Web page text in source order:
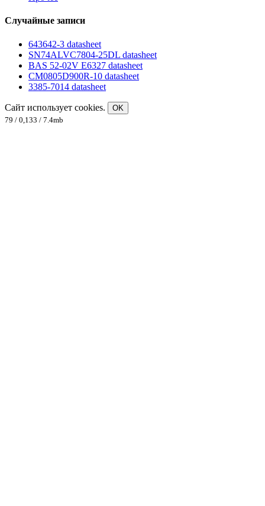
Случайные записи
643642-3 datasheet
SN74ALVC7804-25DL datasheet
BAS 52-02V E6327 datasheet
CM0805D900R-10 datasheet
3385-7014 datasheet
Сайт использует cookies.
OK
79 / 0,133 / 7.4mb